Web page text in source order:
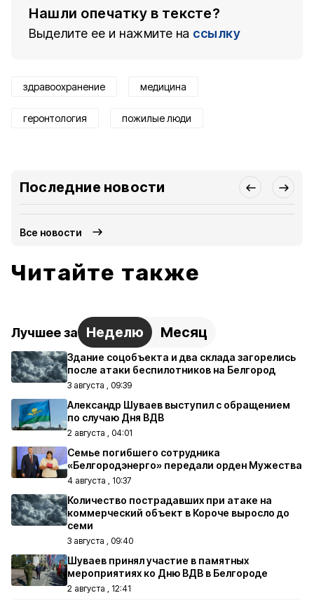
Нашли опечатку в тексте?
Выделите ее и нажмите на ссылку
здравоохранение медицина
геронтология пожилые люди
Последние новости
Все новости
Читайте также
Лучшее за Неделю Месяц
Здание соцобъекта и два склада загорелись
после атаки беспилотников на Белгород
3 августа , 09:39
Александр Шуваев выступил с обращением
по случаю Дня ВДВ
2 августа , 04:01
Семье погибшего сотрудника
«Белгородэнерго» передали орден Мужества
4 августа , 10:37
Количество пострадавших при атаке на
коммерческий объект в Короче выросло до
семи
3 августа , 09:40
Шуваев принял участие в памятных
мероприятиях ко Дню ВДВ в Белгороде
2 августа , 12:41